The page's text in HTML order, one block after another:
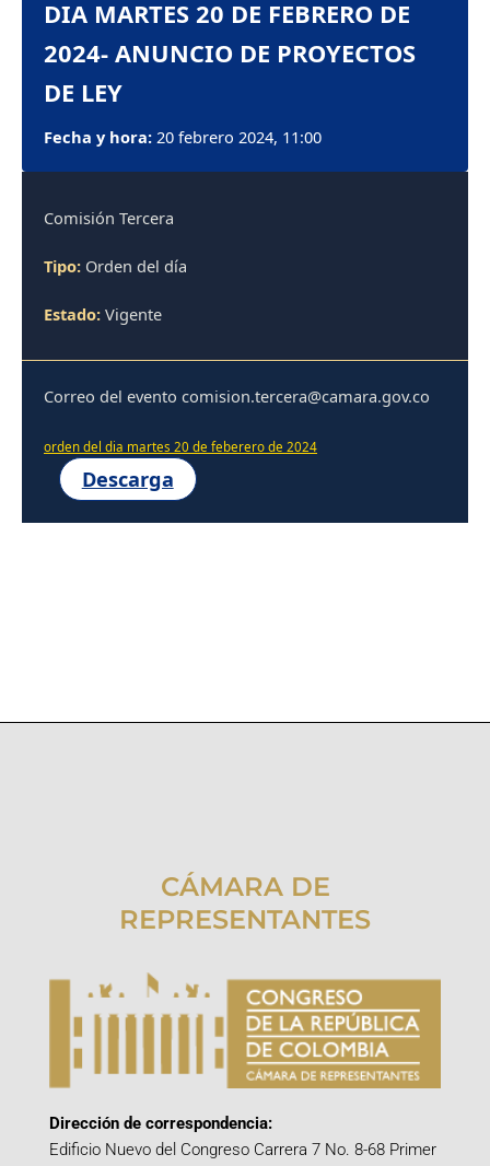
DIA MARTES 20 DE FEBRERO DE
2024- ANUNCIO DE PROYECTOS
DE LEY
Fecha y hora: 20 febrero 2024, 11:00
Comisión Tercera
Tipo: Orden del día
Estado: Vigente
Correo del evento comision.tercera@camara.gov.co
orden del dia martes 20 de feberero de 2024
Descarga
CÁMARA DE
REPRESENTANTES
Dirección de correspondencia:
Edificio Nuevo del Congreso Carrera 7 No. 8-68 Primer